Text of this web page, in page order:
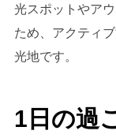
光スポットやア
ため、アクティ
光地です。
1日の過